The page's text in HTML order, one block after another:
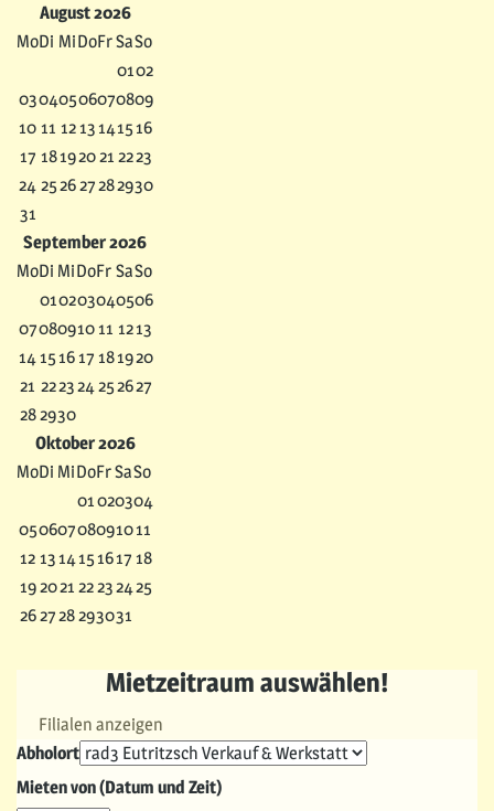
August 2026
MoDi MiDoFrSaSo
0102
03040506070809
10 11 1213141516
17 18192021 2223
24 252627282930
31
September 2026
MoDi MiDoFr SaSo
010203040506
0708091011 1213
14 151617 181920
21 222324 252627
282930
Oktober 2026
MoDi MiDoFrSaSo
01 020304
05060708091011
12 1314151617 18
192021 22232425
262728293031
Mietzeitraum auswählen!
Filialen anzeigen
Abholort
Mieten von (Datum und Zeit)